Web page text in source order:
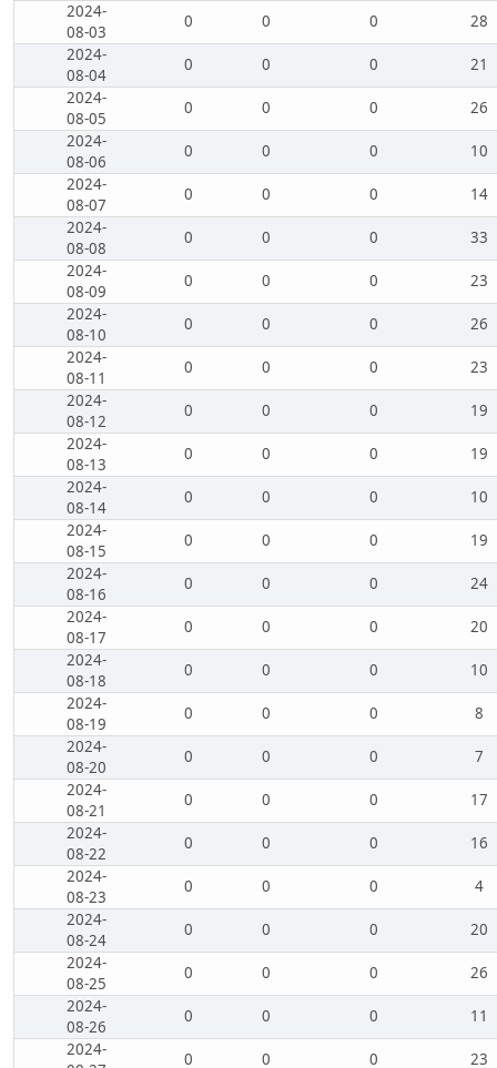
2024-
08-03
0 0 0
28
2024-
08-04
0 0 0
21
2024-
08-05
0 0 0
26
2024-
08-06
0 0 0
10
2024-
08-07
0 0 0
14
2024-
08-08
0 0 0
33
2024-
08-09
0 0 0
23
2024-
08-10
0 0 0
26
2024-
08-11
0 0 0
23
2024-
08-12
0 0 0
19
2024-
08-13
0 0 0
19
2024-
08-14
0 0 0
10
2024-
08-15
0 0 0
19
2024-
08-16
0 0 0
24
2024-
08-17
0 0 0
20
2024-
08-18
0 0 0
10
2024-
08-19
0 0 0
8
2024-
08-20
0 0 0
7
2024-
08-21
0 0 0
17
2024-
08-22
0 0 0
16
2024-
08-23
0 0 0
4
2024-
08-24
0 0 0
20
2024-
08-25
0 0 0
26
2024-
08-26
0 0 0
11
2024-
0 0 0 23